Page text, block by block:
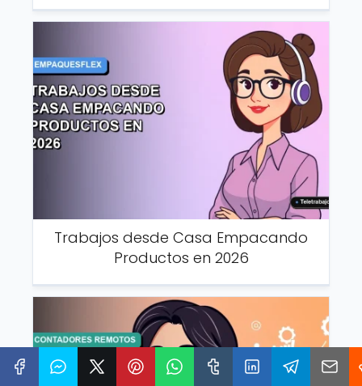
Trabajos desde Casa Empacando
Productos en 2026